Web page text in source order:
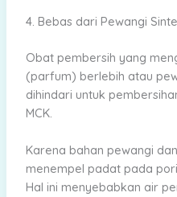
4. Bebas dari Pewangi
Obat pembersih yang
(parfum) berlebih atau
dihindari untuk
MCK.
Karena bahan pewangi
menempel padat pada
Hal ini menyebabkan air